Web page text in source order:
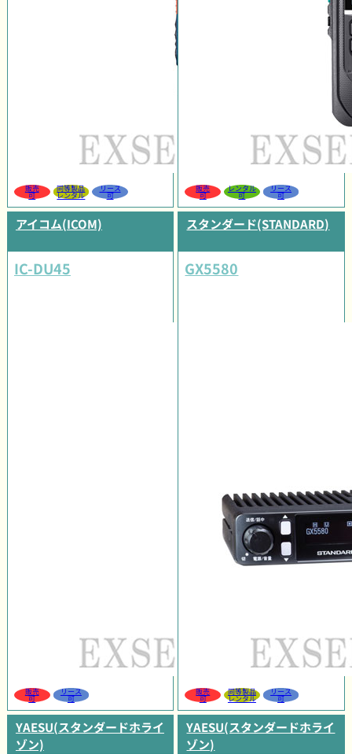
販売
可
同等製品
レンタル
リース
可
販売
可
レンタル
可
リース
可
アイコム(ICOM)
IC-DU45
販売
可
リース
可
スタンダード(STANDARD)
GX5580
販売
可
同等製品
レンタル
リース
可
YAESU(スタンダードホライ
ゾン)
YAESU(スタンダードホライ
ゾン)